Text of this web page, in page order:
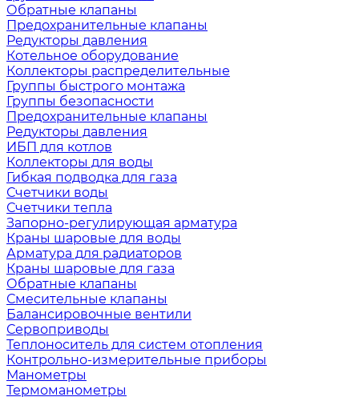
Обратные клапаны
Предохранительные клапаны
Редукторы давления
Котельное оборудование
Коллекторы распределительные
Группы быстрого монтажа
Группы безопасности
Предохранительные клапаны
Редукторы давления
ИБП для котлов
Коллекторы для воды
Гибкая подводка для газа
Счетчики воды
Счетчики тепла
Запорно-регулирующая арматура
Краны шаровые для воды
Арматура для радиаторов
Краны шаровые для газа
Обратные клапаны
Смесительные клапаны
Балансировочные вентили
Сервоприводы
Теплоноситель для систем отопления
Контрольно-измерительные приборы
Манометры
Термоманометры